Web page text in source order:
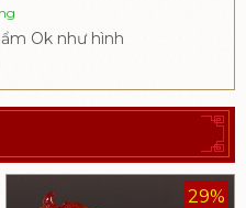
Ok như hình
29%